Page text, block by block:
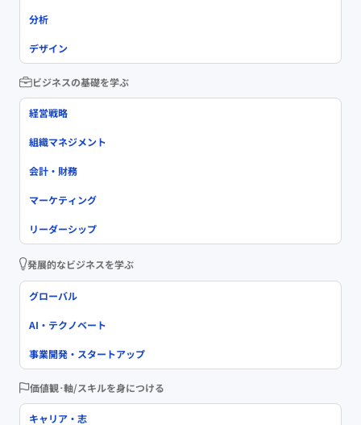
分析
デザイン
ビジネスの基礎を学ぶ
経営戦略
組織マネジメント
会計・財務
マーケティング
リーダーシップ
発展的なビジネスを学ぶ
グローバル
AI・テクノベート
事業開発・スタートアップ
価値観･軸/スキルを身につける
キャリア・志